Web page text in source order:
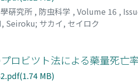
硏究所 , 防虫科学 , Volume 16 ,
Seiroku; サカイ, セイロク
ロビツト法による藥量死亡
MB)